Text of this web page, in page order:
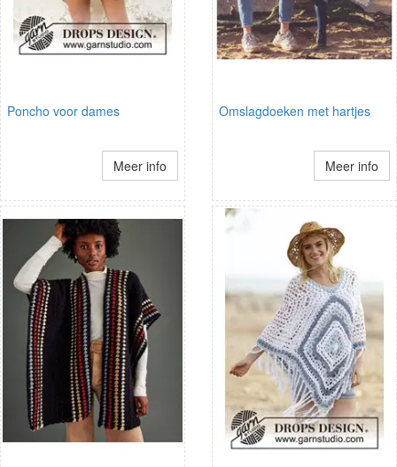
Poncho voor dames
Meer info
Omslagdoeken met hartjes
Meer info